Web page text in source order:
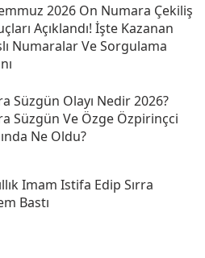
2026 On Numara Çekiliş
Açıklandı! İşte Kazanan
Numaralar Ve Sorgulama
Süzgün Olayı Nedir 2026?
Süzgün Ve Özge Özpirinçci
Ne Oldu?
Imam Istifa Edip Sırra
Bastı